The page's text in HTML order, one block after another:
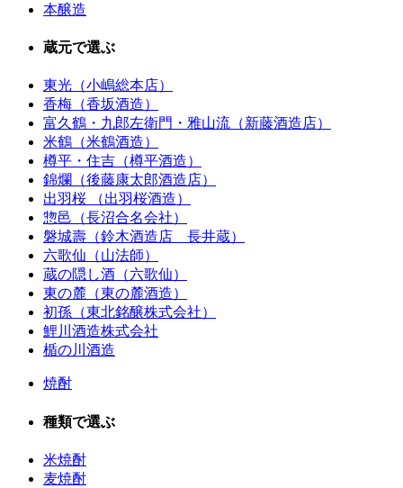
本醸造
蔵元で選ぶ
東光（小嶋総本店）
香梅（香坂酒造）
富久鶴・九郎左衛門・雅山流（新藤酒造店）
米鶴（米鶴酒造）
樽平・住吉（樽平酒造）
錦爛（後藤康太郎酒造店）
出羽桜 （出羽桜酒造）
惣邑（長沼合名会社）
磐城壽（鈴木酒造店 長井蔵）
六歌仙（山法師）
蔵の隠し酒（六歌仙）
東の麓（東の麓酒造）
初孫（東北銘醸株式会社）
鯉川酒造株式会社
楯の川酒造
焼酎
種類で選ぶ
米焼酎
麦焼酎